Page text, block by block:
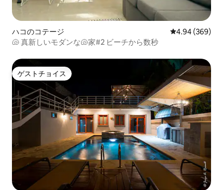
ハコのコテージ レビュー369
4.94 (369)
🐚 真新しいモダンな🐚家#2 ビーチから数秒
ゲストチョイス
ゲストチョイス